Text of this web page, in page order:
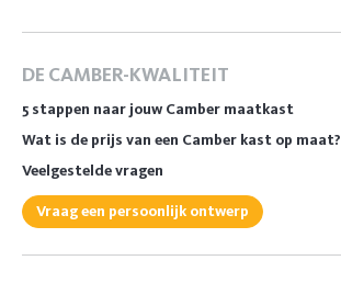
DE CAMBER-KWALITEIT
5 stappen naar jouw Camber maatkast
Wat is de prijs van een Camber kast op maat?
Veelgestelde vragen
Vraag een persoonlijk ontwerp